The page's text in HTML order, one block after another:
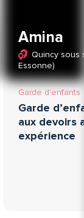
Amina
Quincy sous
Essonne)
Garde d'enfants
Garde
aux devoirs
expérience